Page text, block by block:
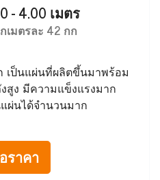
- 4.00 เมตร
เมตรละ 42 กก
เป็นแผ่นที่ผลิตขึ้นมาพร้อม
สูง มีความแข็งแรงมาก
ผ่นได้จำนวนมาก
ราคา